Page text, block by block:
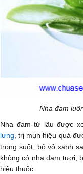
Nha đam
Nha đam từ lâu được
lưng , trị mụn hiệu quả
trong suốt, bỏ vỏ xanh
không có nha đam tươi,
hiệu thuốc.